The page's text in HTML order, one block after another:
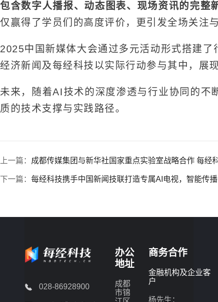
包含数字人播报、动态图表、现场资讯的完
仅赢得了学员们的高度评价，更引发全场关注
2025中国新媒体大会通过多元活动形式搭建
经济新闻及每经科技以实际行动参与其中，展
未来，随着AI技术的深度渗透与行业协同的不
质的技术支撑与实践路径。
上一篇： 成都传媒集团与新华社国家重点实验室战略合作 每经
下一篇： 每经科技携手中国新闻技联打造专属AI电视，智能传
028-86928900
办公
地址
成都
市锦
商务合作
金融机构及企业客
户
杨先生：